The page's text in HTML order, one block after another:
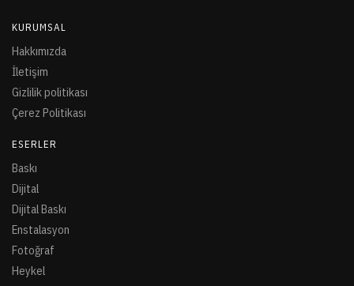
KURUMSAL
Hakkımızda
İletişim
Gizlilik politikası
Çerez Politikası
ESERLER
Baskı
Dijital
Dijital Baskı
Enstalasyon
Fotoğraf
Heykel